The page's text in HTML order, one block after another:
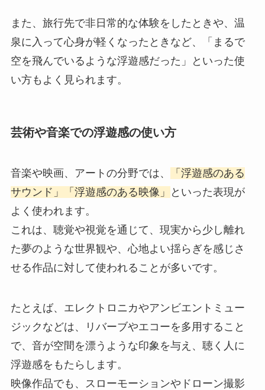
また、旅行先で非日常的な体験をしたときや、温
泉に入って心身が軽くなったときなど、「まるで
空を飛んでいるような浮遊感だった」といった使
い方もよく見られます。
芸術や音楽での浮遊感の使い方
音楽や映画、アートの分野では、
「浮遊感のある
サウンド」「浮遊感のある映像」
といった表現が
よく使われます。
これは、聴覚や視覚を通じて、現実から少し離れ
た夢のような世界観や、心地よい揺らぎを感じさ
せる作品に対して使われることが多いです。
たとえば、エレクトロニカやアンビエントミュー
ジックなどは、リバーブやエコーを多用すること
で、音が空間を漂うような印象を与え、聴く人に
浮遊感をもたらします。
映像作品でも、スローモーションやドローン撮影